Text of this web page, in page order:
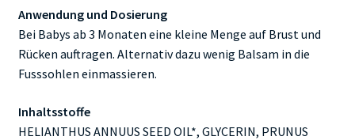
Anwendung und Dosierung
Bei Babys ab 3 Monaten eine kleine Menge auf Brust und
Rücken auftragen. Alternativ dazu wenig Balsam in die
Fusssohlen einmassieren.
Inhaltsstoffe
HELIANTHUS ANNUUS SEED OIL*, GLYCERIN, PRUNUS